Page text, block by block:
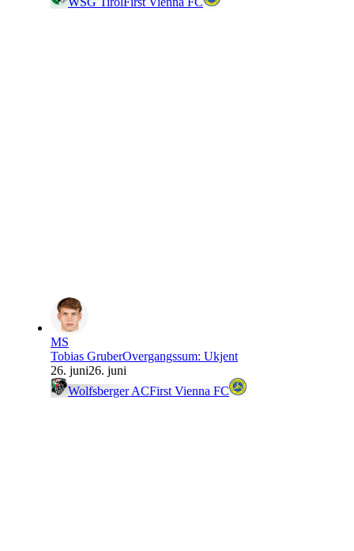
MS
Tobias GruberOvergangssum: Ukjent
26. juni26. juni
Wolfsberger ACFirst Vienna FC